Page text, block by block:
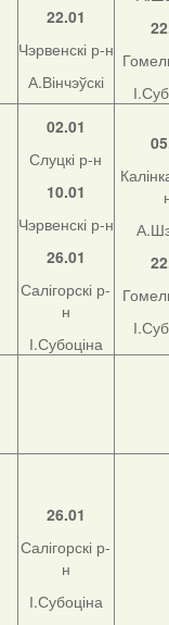
22.01
Чэрвенскі р-н
А.Вінчэўскі
02.01
Слуцкі р-н
10.01
Чэрвенскі р-н
26.01
Салігорскі р-
н
І.Субоціна
26.01
Салігорскі р-
н
І.Субоціна